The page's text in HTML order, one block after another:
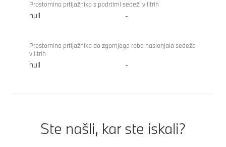
Prostornina prtljažnika s podrtimi sedeži v litrih
null -
Prostornina prtljažnika do zgornjega roba naslonjala sedeža
v litrih
null -
Ste našli, kar ste iskali?